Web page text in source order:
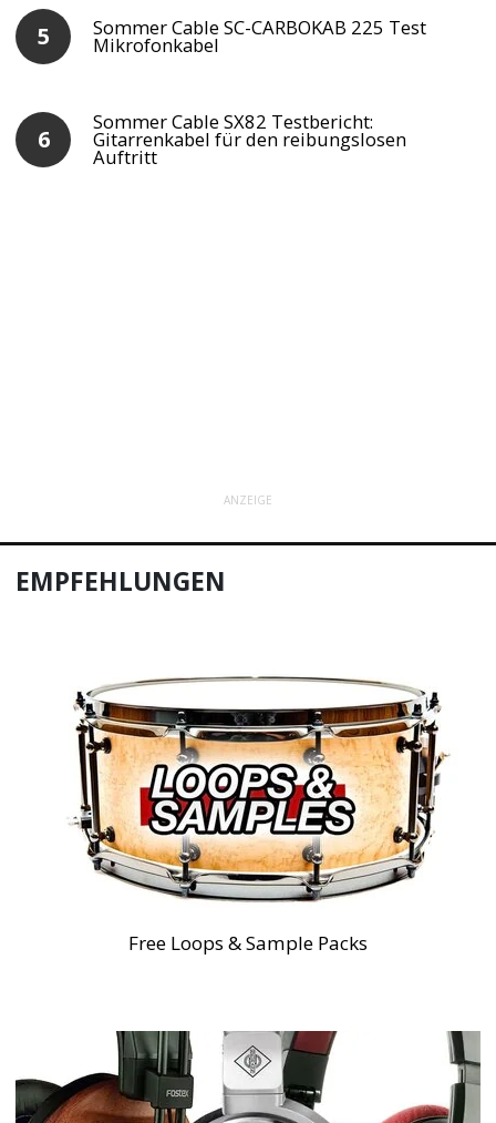
Sommer Cable SC-CARBOKAB 225 Test
Mikrofonkabel
Sommer Cable SX82 Testbericht:
Gitarrenkabel für den reibungslosen
Auftritt
ANZEIGE
EMPFEHLUNGEN
Free Loops & Sample Packs